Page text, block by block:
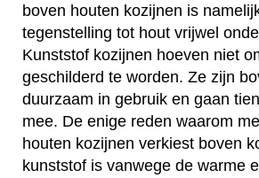
boven houten kozijnen is
tegenstelling tot hout vrijwel
Kunststof kozijnen hoeven niet
geschilderd te worden. Ze zijn
duurzaam in gebruik en gaan
mee. De enige reden waarom
houten kozijnen verkiest boven
kunststof is vanwege de warme